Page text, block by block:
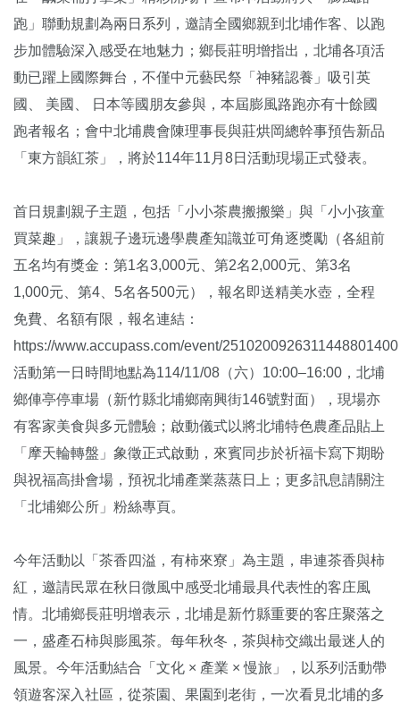
跑」聯動規劃為兩日系列，邀請全國鄉親到北埔作客、以跑
步加體驗深入感受在地魅力；鄉長莊明增指出，北埔各項活
動已躍上國際舞台，不僅中元藝民祭「神豬認養」吸引英
國、 美國、 日本等國朋友參與，本屆膨風路跑亦有十餘國
跑者報名；會中北埔農會陳理事長與莊烘岡總幹事預告新品
「東方韻紅茶」，將於114年11月8日活動現場正式發表。
首日規劃親子主題，包括「小小茶農搬搬樂」與「小小孩童
買菜趣」，讓親子邊玩邊學農產知識並可角逐獎勵（各組前
五名均有獎金：第1名3,000元、第2名2,000元、第3名
1,000元、第4、5名各500元），報名即送精美水壺，全程
免費、名額有限，報名連結：
https://www.accupass.com/event/
活動第一日時間地點為114/11/08（六）10:00–16:00，北埔
鄉俥亭停車場（新竹縣北埔鄉南興街146號對面），現場亦
有客家美食與多元體驗；啟動儀式以將北埔特色農產品貼上
「摩天輪轉盤」象徵正式啟動，來賓同步於祈福卡寫下期盼
與祝福高掛會場，預祝北埔產業蒸蒸日上；更多訊息請關注
「北埔鄉公所」粉絲專頁。
今年活動以「茶香四溢，有柿來寮」為主題，串連茶香與柿
紅，邀請民眾在秋日微風中感受北埔最具代表性的客庄風
情。北埔鄉長莊明增表示，北埔是新竹縣重要的客庄聚落之
一，盛產石柿與膨風茶。每年秋冬，茶與柿交織出最迷人的
風景。今年活動結合「文化 × 產業 × 慢旅」，以系列活動帶
領遊客深入社區，從茶園、果園到老街，一次看見北埔的多